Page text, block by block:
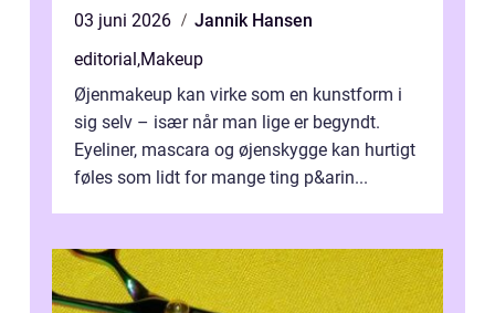
03 juni 2026
Jannik Hansen
editorial,Makeup
Øjenmakeup kan virke som en kunstform i
sig selv – især når man lige er begyndt.
Eyeliner, mascara og øjenskygge kan hurtigt
føles som lidt for mange ting p&arin...